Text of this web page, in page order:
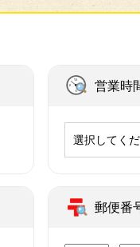
営業時
選択してく
郵便番